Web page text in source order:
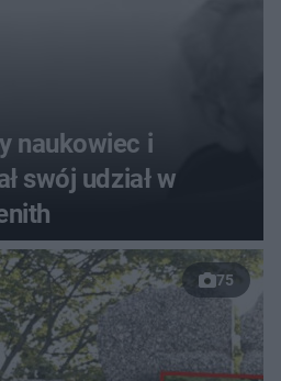
naukowiec i
swój udział w
75